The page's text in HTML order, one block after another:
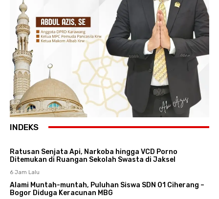
INDEKS
Ratusan Senjata Api, Narkoba hingga VCD Porno
Ditemukan di Ruangan Sekolah Swasta di Jaksel
6 Jam Lalu
Alami Muntah-muntah, Puluhan Siswa SDN 01 Ciherang –
Bogor Diduga Keracunan MBG